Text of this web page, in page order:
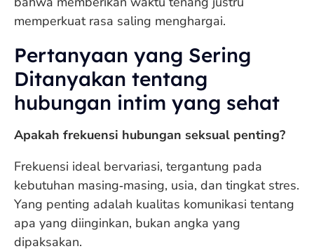
memperkuat rasa saling menghargai.
Pertanyaan yang Sering
Ditanyakan tentang
hubungan intim yang sehat
Apakah frekuensi hubungan seksual penting?
Frekuensi ideal bervariasi, tergantung pada
kebutuhan masing‑masing, usia, dan tingkat stres.
Yang penting adalah kualitas komunikasi tentang
apa yang diinginkan, bukan angka yang
dipaksakan.